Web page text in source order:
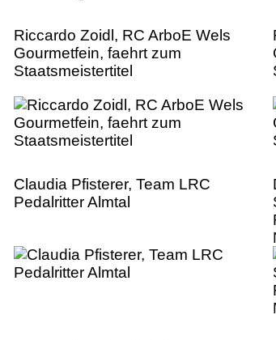
Riccardo Zoidl, RC ArboE Wels
Gourmetfein, faehrt zum
Staatsmeistertitel
Claudia Pfisterer, Team LRC
Pedalritter Almtal